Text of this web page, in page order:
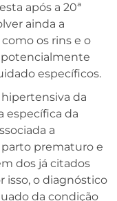
após a 20ª
ainda a
os rins e o
potencialmente
específicos.
da
específica da
a
prematuro e
dos já citados
isso, o diagnóstico
da condição